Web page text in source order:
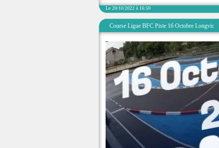
Le 20/10/2022 à 16:50
Course Ligue BFC Piste 16 Octobre Longvic